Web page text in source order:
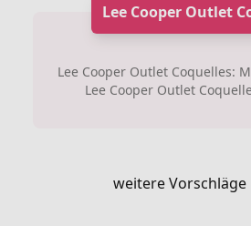
Lee Cooper Outlet
Lee Cooper Outlet Coquelles:
Lee Cooper Outlet
weitere Vorschläge